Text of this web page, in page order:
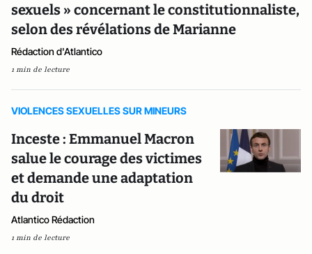
sexuels » concernant le constitutionnaliste,
selon des révélations de Marianne
Rédaction d'Atlantico
1 min de lecture
VIOLENCES SEXUELLES SUR MINEURS
Inceste : Emmanuel Macron
salue le courage des victimes
et demande une adaptation
du droit
Atlantico Rédaction
1 min de lecture